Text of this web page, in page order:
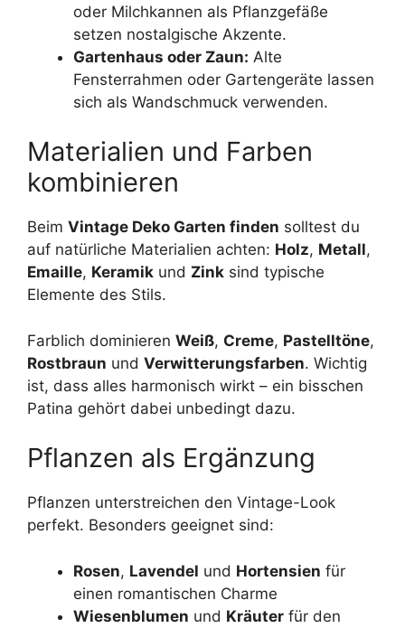
oder Milchkannen als Pflanzgefäße
setzen nostalgische Akzente.
Gartenhaus oder Zaun: Alte
Fensterrahmen oder Gartengeräte lassen
sich als Wandschmuck verwenden.
Materialien und Farben
kombinieren
Beim Vintage Deko Garten finden solltest du
auf natürliche Materialien achten: Holz, Metall,
Emaille, Keramik und Zink sind typische
Elemente des Stils.
Farblich dominieren Weiß, Creme, Pastelltöne,
Rostbraun und Verwitterungsfarben. Wichtig
ist, dass alles harmonisch wirkt – ein bisschen
Patina gehört dabei unbedingt dazu.
Pflanzen als Ergänzung
Pflanzen unterstreichen den Vintage-Look
perfekt. Besonders geeignet sind:
Rosen, Lavendel und Hortensien für
einen romantischen Charme
Wiesenblumen und Kräuter für den